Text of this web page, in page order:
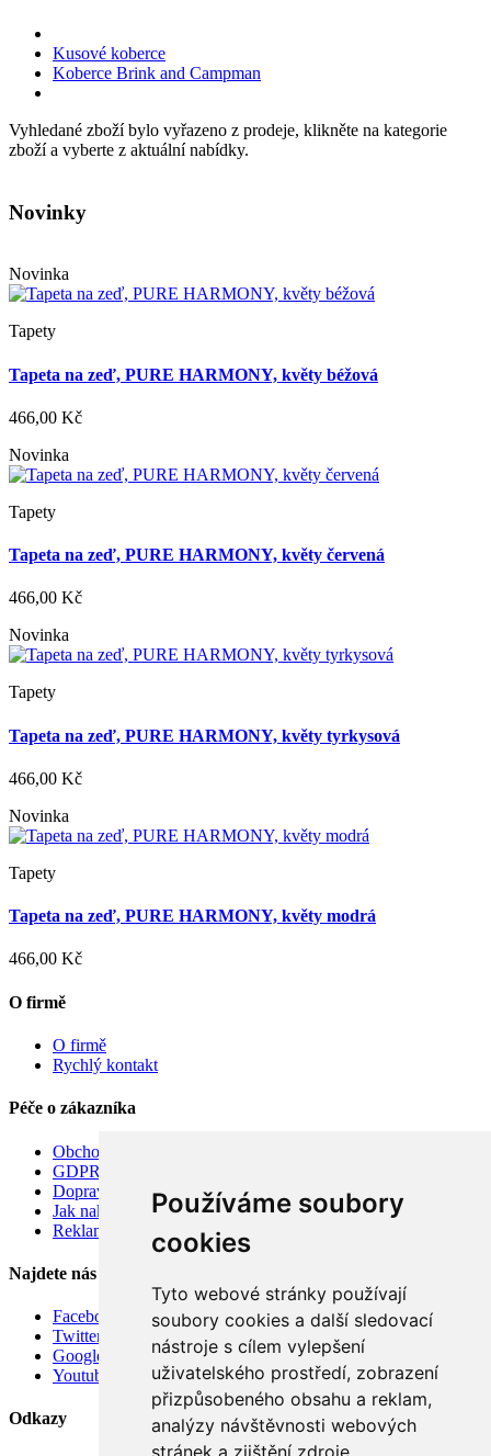
Používáme soubory
cookies
Tyto webové stránky používají
soubory cookies a další sledovací
nástroje s cílem vylepšení
uživatelského prostředí, zobrazení
přizpůsobeného obsahu a reklam,
analýzy návštěvnosti webových
stránek a zjištění zdroje
Kusové koberce
Koberce Brink and Campman
Vyhledané zboží bylo vyřazeno z prodeje, klikněte na kategorie
zboží a vyberte z aktuální nabídky.
Novinky
Novinka
Tapety
Tapeta na zeď, PURE HARMONY, květy béžová
466,00 Kč
Novinka
Tapety
Tapeta na zeď, PURE HARMONY, květy červená
466,00 Kč
Novinka
Tapety
Tapeta na zeď, PURE HARMONY, květy tyrkysová
466,00 Kč
Novinka
Tapety
Tapeta na zeď, PURE HARMONY, květy modrá
466,00 Kč
O firmě
O firmě
Rychlý kontakt
Péče o zákazníka
Obchodní podmínky
GDPR
Doprava
Jak nakupovat
Reklamace
Najdete nás
Facebook
Twitter
Google
Youtube
Odkazy